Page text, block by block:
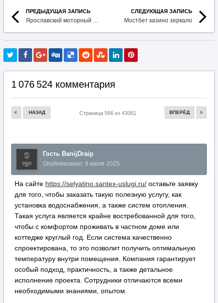
ПРЕДЫДУЩАЯ ЗАПИСЬ
Ярославский моторный завод
СЛЕДУЮЩАЯ ЗАПИСЬ
Мостбет казино зеркало
1 076 524 комментария
НАЗАД ВПЕРЁД
Страница 566 из 43061
Гость BanijDraip
Опубликовано: 8 июля 2025
На сайте https://selyatino.santex-uslugi.ru/ оставьте заявку
для того, чтобы заказать такую полезную услугу, как
установка водоснабжения, а также систем отопления.
Такая услуга является крайне востребованной для того,
чтобы с комфортом проживать в частном доме или
коттедже круглый год. Если система качественно
спроектирована, то это позволит получить оптимальную
температуру внутри помещения. Компания гарантирует
особый подход, практичность, а также детальное
исполнение проекта. Сотрудники отличаются всеми
необходимыми знаниями, опытом.